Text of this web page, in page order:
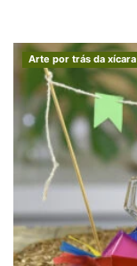
Arte por trás da xícara